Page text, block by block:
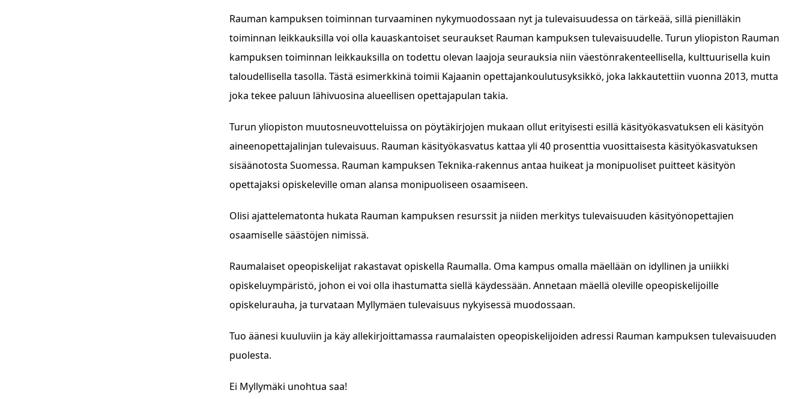
Rauman kampuksen toiminnan turvaaminen nykymuodossaan nyt ja tulevaisuudessa on tärkeää, sillä pienilläkin
toiminnan leikkauksilla voi olla kauaskantoiset seuraukset Rauman kampuksen tulevaisuudelle. Turun yliopiston Rauman
kampuksen toiminnan leikkauksilla on todettu olevan laajoja seurauksia niin väestönrakenteellisella, kulttuurisella kuin
taloudellisella tasolla. Tästä esimerkkinä toimii Kajaanin opettajankoulutusyksikkö, joka lakkautettiin vuonna 2013, mutta
joka tekee paluun lähivuosina alueellisen opettajapulan takia.
Turun yliopiston muutosneuvotteluissa on pöytäkirjojen mukaan ollut erityisesti esillä käsityökasvatuksen eli käsityön
aineenopettajalinjan tulevaisuus. Rauman käsityökasvatus kattaa yli 40 prosenttia vuosittaisesta käsityökasvatuksen
sisäänotosta Suomessa. Rauman kampuksen Teknika-rakennus antaa huikeat ja monipuoliset puitteet käsityön
opettajaksi opiskeleville oman alansa monipuoliseen osaamiseen.
Olisi ajattelematonta hukata Rauman kampuksen resurssit ja niiden merkitys tulevaisuuden käsityönopettajien
osaamiselle säästöjen nimissä.
Raumalaiset opeopiskelijat rakastavat opiskella Raumalla. Oma kampus omalla mäellään on idyllinen ja uniikki
opiskeluympäristö, johon ei voi olla ihastumatta siellä käydessään. Annetaan mäellä oleville opeopiskelijoille
opiskelurauha, ja turvataan Myllymäen tulevaisuus nykyisessä muodossaan.
Tuo äänesi kuuluviin ja käy allekirjoittamassa raumalaisten opeopiskelijoiden adressi Rauman kampuksen tulevaisuuden
puolesta.
Ei Myllymäki unohtua saa!